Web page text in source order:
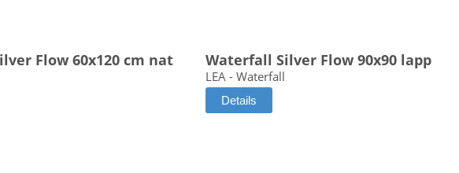
Flow 60x120 cm nat Waterfall Silver Flow 90x90 lapp
LEA - Waterfall
Details